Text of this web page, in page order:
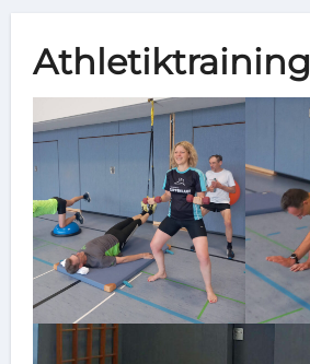
Athletiktraining